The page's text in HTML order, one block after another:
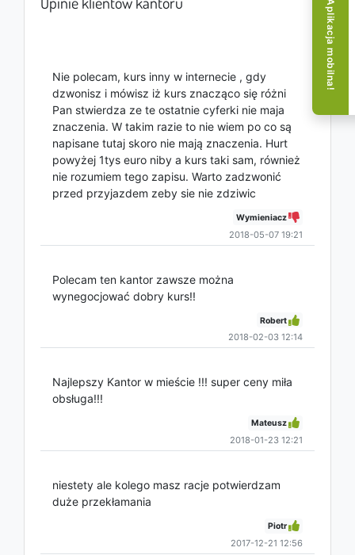
Nie polecam, kurs inny w internecie , gdy
dzwonisz i mówisz iż kurs znacząco się różni
Pan stwierdza ze te ostatnie cyferki nie maja
znaczenia. W takim razie to nie wiem po co są
napisane tutaj skoro nie mają znaczenia. Hurt
powyżej 1tys euro niby a kurs taki sam, również
nie rozumiem tego zapisu. Warto zadzwonić
przed przyjazdem zeby sie nie zdziwic
Wymieniacz
2018-05-07 19:21
Polecam ten kantor zawsze można
wynegocjować dobry kurs!!
Robert
2018-02-03 12:14
Najlepszy Kantor w mieście !!! super ceny miła
obsługa!!!
Mateusz
2018-01-23 12:21
niestety ale kolego masz racje potwierdzam
duże przekłamania
Piotr
2017-12-21 12:56
Aplikacja mobilna!